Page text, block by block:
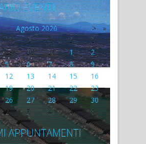
EVENTI
Agosto 2026 >
»
M G V S
D
29 30 31 1
2
5 6 7 8
9
12 13 14 15
16
19 20 21 22
23
26 27 28 29
30
2 3 4 5 6
APPUNTAMENTI